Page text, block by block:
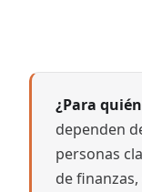
¿Para
dependen
personas
de